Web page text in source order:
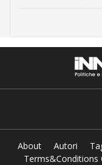
About Autori
Terms&Conditions